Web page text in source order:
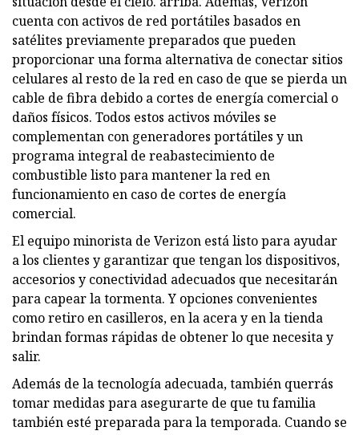
cuenta con activos de red portátiles basados ​​en
satélites previamente preparados que pueden
proporcionar una forma alternativa de conectar sitios
celulares al resto de la red en caso de que se pierda un
cable de fibra debido a cortes de energía comercial o
daños físicos. Todos estos activos móviles se
complementan con generadores portátiles y un
programa integral de reabastecimiento de
combustible listo para mantener la red en
funcionamiento en caso de cortes de energía
comercial.
El equipo minorista de Verizon está listo para ayudar
a los clientes y garantizar que tengan los dispositivos,
accesorios y conectividad adecuados que necesitarán
para capear la tormenta. Y opciones convenientes
como retiro en casilleros, en la acera y en la tienda
brindan formas rápidas de obtener lo que necesita y
salir.
Además de la tecnología adecuada, también querrás
tomar medidas para asegurarte de que tu familia
también esté preparada para la temporada. Cuando se